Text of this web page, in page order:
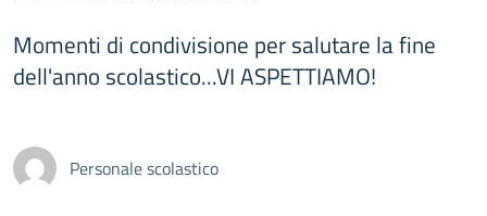
Momenti di condivisione per salutare la fine
dell'anno scolastico...VI ASPETTIAMO!
Personale scolastico